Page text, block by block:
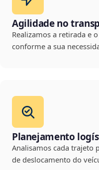
Agilidade no
Realizamos a retirada e
conforme a sua
Planejamento
Analisamos cada trajeto
de deslocamento do